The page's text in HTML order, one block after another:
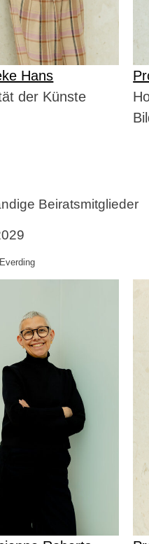
Hans
der Künste
Beiratsmitglieder